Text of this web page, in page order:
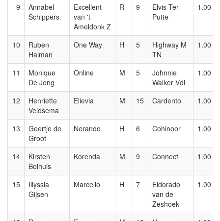
9
Annabel
Schippers
Excellent
van 't
Ameldonk Z
R 9
Elvis Ter
Putte
1.00
10
Ruben
Halman
One Way H 5
Highway M
TN
1.00
11
Monique
De Jong
Online M 5
Johnnie
Walker Vdl
1.00
12
Henriette
Veldsema
Elievia M 15 Cardento 1.00
13
Geertje de
Groot
Nerando H 6 Cohinoor 1.00
14
Kirsten
Bolhuis
Korenda M 9 Connect 1.00
15
Illyssia
Gijsen
Marcello H 7
Eldorado
van de
Zeshoek
1.00